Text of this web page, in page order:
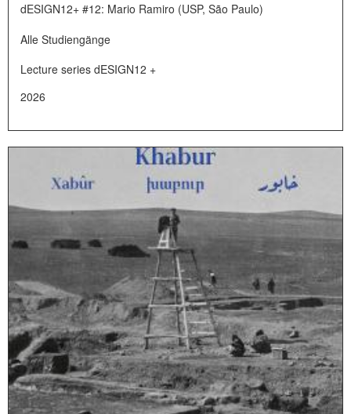
dESIGN12+ #12: Mario Ramiro (USP, São Paulo)
Alle Studiengänge
Lecture series dESIGN12 +
2026